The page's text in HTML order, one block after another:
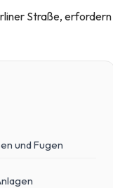
Straße, erfordern
und Fugen